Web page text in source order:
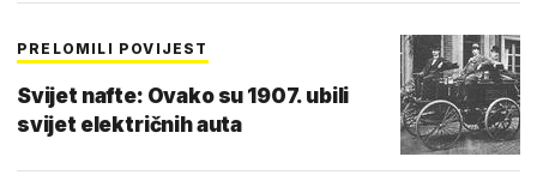
PRELOMILI POVIJEST
Svijet nafte: Ovako su 1907. ubili
svijet električnih auta